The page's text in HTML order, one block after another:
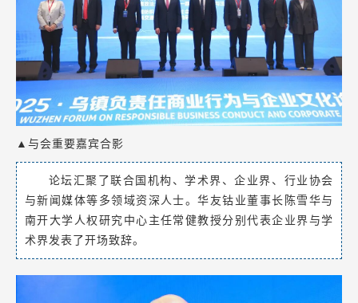
▲与会重要嘉宾合影
论坛汇聚了联合国机构、学术界、企业界、行业协会
与新闻媒体等多领域资深人士。华友钴业董事长陈雪华与
南开大学人权研究中心主任常健教授分别代表企业界与学
术界发表了开场致辞。